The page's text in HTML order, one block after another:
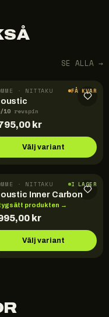
SE ALLA →
· NITTAKU FÅ KVAR
/10 revspin
kr
Välj variant
· NITTAKU I LAGER
Inner Carbon
produkten →
kr
Välj variant